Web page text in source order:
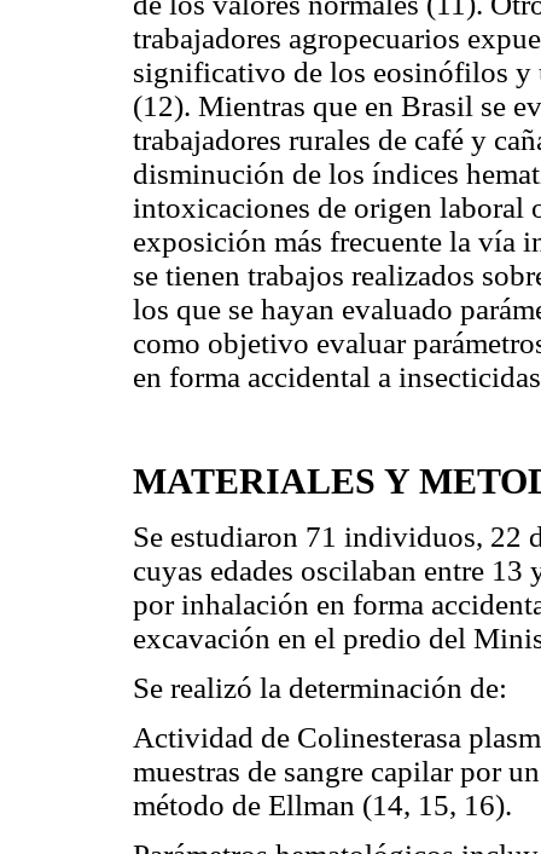
trabajadores agropecuarios
significativo de los eosinófilos
(12). Mientras que en Brasil se
trabajadores rurales de café y
disminución de los índices
intoxicaciones de origen laboral
exposición más frecuente la vía
se tienen trabajos realizados
los que se hayan evaluado
como objetivo evaluar
en forma accidental a
MATERIALES Y
Se estudiaron 71 individuos, 22
cuyas edades oscilaban entre
por inhalación en forma
excavación en el predio del
Se realizó la determinación de:
Actividad de Colinesterasa
muestras de sangre capilar por
método de Ellman (14, 15, 16).